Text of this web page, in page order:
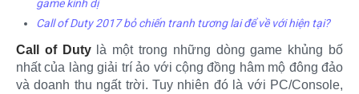
game kinh dị
Call of Duty 2017 bỏ chiến tranh tương lai để về với hiện tại?
Call of Dutylà một trong những dòng game khủng bố
nhất của làng giải trí ảo với cộng đồng hâm mộ đông đảo
và doanh thu ngất trời. Tuy nhiên đó là với PC/Console,